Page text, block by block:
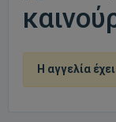
Η αγγελία